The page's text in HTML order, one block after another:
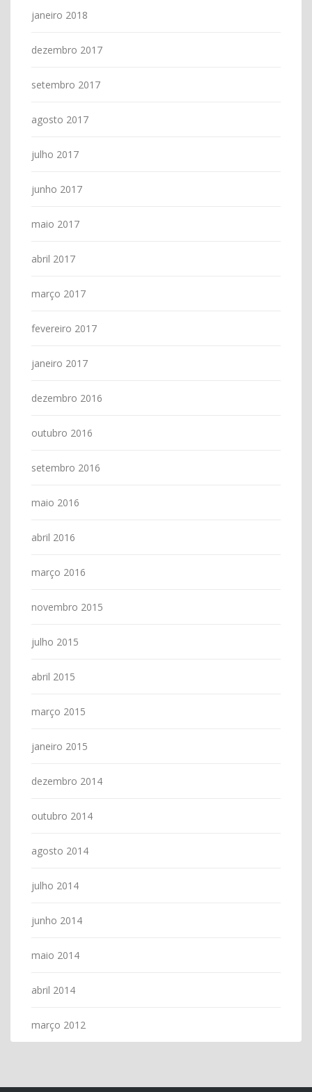
janeiro 2018
dezembro 2017
setembro 2017
agosto 2017
julho 2017
junho 2017
maio 2017
abril 2017
março 2017
fevereiro 2017
janeiro 2017
dezembro 2016
outubro 2016
setembro 2016
maio 2016
abril 2016
março 2016
novembro 2015
julho 2015
abril 2015
março 2015
janeiro 2015
dezembro 2014
outubro 2014
agosto 2014
julho 2014
junho 2014
maio 2014
abril 2014
março 2012